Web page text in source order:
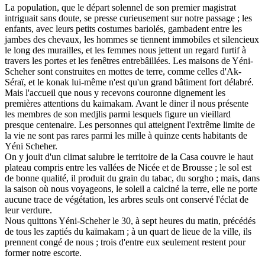
La population, que le départ solennel de son premier magistrat
intriguait sans doute, se presse curieusement sur notre passage ; les
enfants, avec leurs petits costumes bariolés, gambadent entre les
jambes des chevaux, les hommes se tiennent immobiles et silencieux
le long des murailles, et les femmes nous jettent un regard furtif à
travers les portes et les fenêtres entrebâillées. Les maisons de Yéni-
Scheher sont construites en mottes de terre, comme celles d'Ak-
Séraï, et le konak lui-même n'est qu'un grand bâtiment fort délabré.
Mais l'accueil que nous y recevons couronne dignement les
premières attentions du kaïmakam. Avant le diner il nous présente
les membres de son medjlis parmi lesquels figure un vieillard
presque centenaire. Les personnes qui atteignent l'extrême limite de
la vie ne sont pas rares parmi les mille à quinze cents habitants de
Yéni Scheher.
On y jouit d'un climat salubre le territoire de la Casa couvre le haut
plateau compris entre les vallées de Nicée et de Brousse ; le sol est
de bonne qualité, il produit du grain du tabac, du sorgho ; mais, dans
la saison où nous voyageons, le soleil a calciné la terre, elle ne porte
aucune trace de végétation, les arbres seuls ont conservé l'éclat de
leur verdure.
Nous quittons Yéni-Scheher le 30, à sept heures du matin, précédés
de tous les zaptiés du kaïmakam ; à un quart de lieue de la ville, ils
prennent congé de nous ; trois d'entre eux seulement restent pour
former notre escorte.